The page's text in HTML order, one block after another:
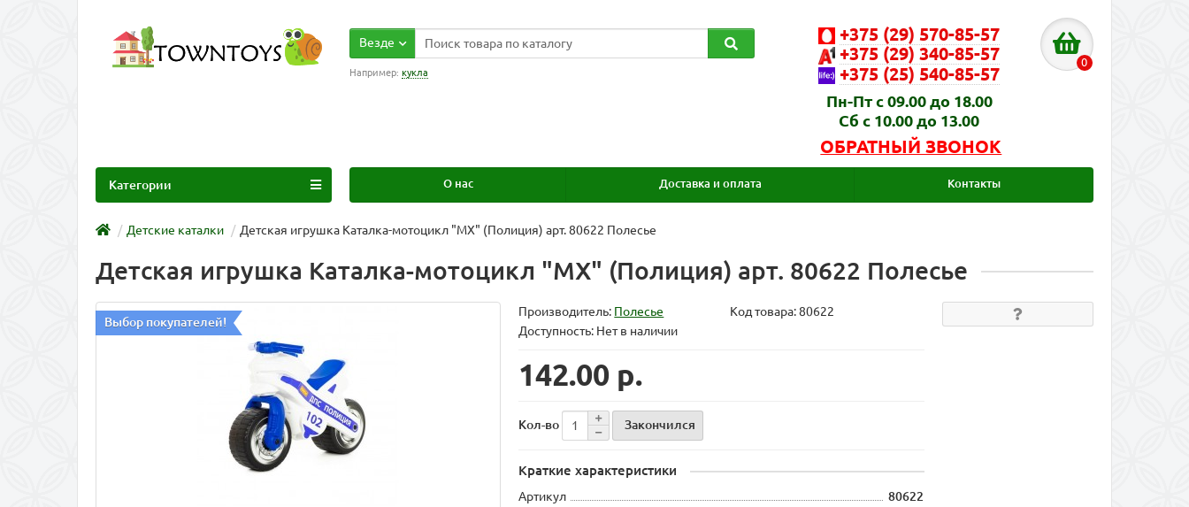
Везде
Например: кукла
+375 (29) 570-85-57
+375 (29) 340-85-57
+375 (25) 540-85-57
Пн-Пт с 09.00 до 18.00
Сб с 10.00 до 13.00
ОБРАТНЫЙ ЗВОНОК
0
О нас Доставка и оплата Контакты
Категории
Детские каталки Детская игрушка Каталка-мотоцикл "МХ" (Полиция) арт. 80622 Полесье
Детская игрушка Каталка-мотоцикл "МХ" (Полиция) арт. 80622 Полесье
Выбор покупателей!
Производитель: Полесье Код товара:80622
Доступность: Нет в наличии
142.00 р.
Кол-во Закончился
Краткие характеристики
Артикул
80622